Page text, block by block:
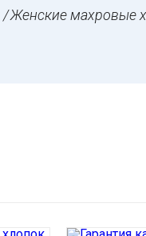
Женские махровые